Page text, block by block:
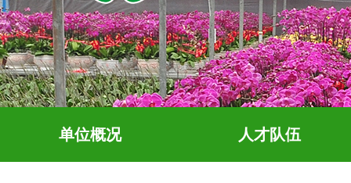
单位概况 人才队伍